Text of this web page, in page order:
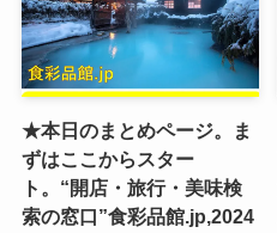
★本日のまとめページ。ま
ずはここからスター
ト。“開店・旅行・美味検
索の窓口”食彩品館.jp,2024